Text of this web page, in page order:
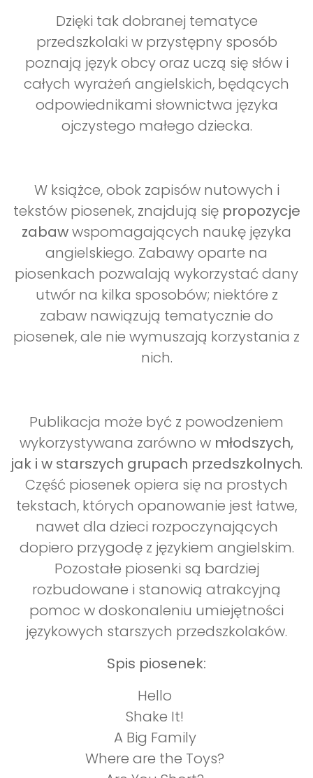
Dzięki tak dobranej tematyce
przedszkolaki w przystępny sposób
poznają język obcy oraz uczą się słów i
całych wyrażeń angielskich, będących
odpowiednikami słownictwa języka
ojczystego małego dziecka.
W książce, obok zapisów nutowych i
tekstów piosenek, znajdują się propozycje
zabawwspomagających naukę języka
angielskiego. Zabawy oparte na
piosenkach pozwalają wykorzystać dany
utwór na kilka sposobów; niektóre z
zabaw nawiązują tematycznie do
piosenek, ale nie wymuszają korzystania z
nich.
Publikacja może być z powodzeniem
wykorzystywana zarówno w młodszych,
jak i w starszych grupach przedszkolnych.
Część piosenek opiera się na prostych
tekstach, których opanowanie jest łatwe,
nawet dla dzieci rozpoczynających
dopiero przygodę z językiem angielskim.
Pozostałe piosenki są bardziej
rozbudowane i stanowią atrakcyjną
pomoc w doskonaleniu umiejętności
językowych starszych przedszkolaków.
Spis piosenek:
Hello
Shake It!
A Big Family
Where are the Toys?